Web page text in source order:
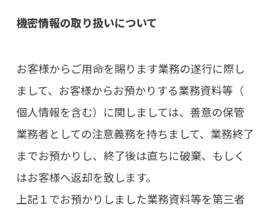
機密情報の取り扱いについて
お客様からご用命を賜ります業務の遂行に際し
まして、お客様からお預かりする業務資料等（
個人情報を含む）に関しましては、善意の保管
業務者としての注意義務を持ちまして、業務終了
までお預かりし、終了後は直ちに破棄、もしく
はお客様へ返却を致します。
上記１でお預かりしました業務資料等を第三者